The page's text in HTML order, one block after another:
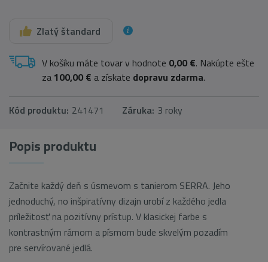
Zlatý štandard
V košíku máte tovar v hodnote 0,00 €. Nakúpte ešte
za 100,00 € a získate dopravu zdarma.
Kód produktu: 241471 Záruka: 3 roky
Popis produktu
Začnite každý deň s úsmevom s tanierom SERRA. Jeho
jednoduchý, no inšpiratívny dizajn urobí z každého jedla
príležitosť na pozitívny prístup. V klasickej farbe s
kontrastným rámom a písmom bude skvelým pozadím
pre servírované jedlá.